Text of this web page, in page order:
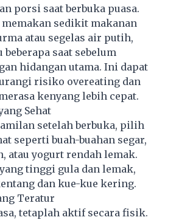
porsi saat berbuka puasa.
sedikit makanan
atau segelas air putih,
saat sebelum
hidangan utama. Ini dapat
risiko overeating dan
kenyang lebih cepat.
Sehat
setelah berbuka, pilih
seperti buah-buahan segar,
atau yogurt rendah lemak.
tinggi gula dan lemak,
dan kue-kue kering.
Teratur
tetaplah aktif secara fisik.